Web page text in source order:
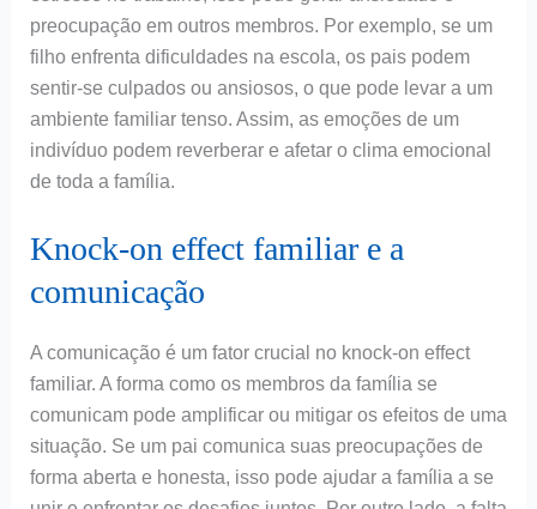
preocupação em outros membros. Por exemplo, se um
filho enfrenta dificuldades na escola, os pais podem
sentir-se culpados ou ansiosos, o que pode levar a um
ambiente familiar tenso. Assim, as emoções de um
indivíduo podem reverberar e afetar o clima emocional
de toda a família.
Knock-on effect familiar e a
comunicação
A comunicação é um fator crucial no knock-on effect
familiar. A forma como os membros da família se
comunicam pode amplificar ou mitigar os efeitos de uma
situação. Se um pai comunica suas preocupações de
forma aberta e honesta, isso pode ajudar a família a se